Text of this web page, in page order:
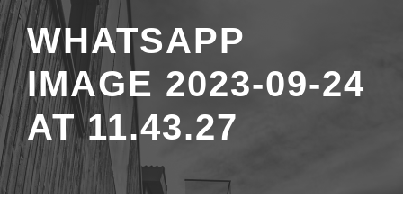
WHATSAPP
IMAGE 2023-09-24
AT 11.43.27